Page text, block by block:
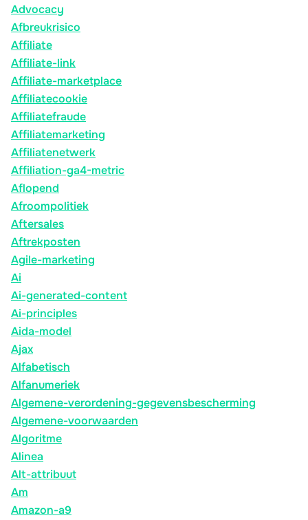
Advocacy
Afbreukrisico
Affiliate
Affiliate-link
Affiliate-marketplace
Affiliatecookie
Affiliatefraude
Affiliatemarketing
Affiliatenetwerk
Affiliation-ga4-metric
Aflopend
Afroompolitiek
Aftersales
Aftrekposten
Agile-marketing
Ai
Ai-generated-content
Ai-principles
Aida-model
Ajax
Alfabetisch
Alfanumeriek
Algemene-verordening-gegevensbescherming
Algemene-voorwaarden
Algoritme
Alinea
Alt-attribuut
Am
Amazon-a9